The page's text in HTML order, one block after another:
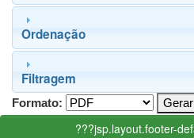
Ordenação
Filtragem
Formato:
???jsp.layout.footer-